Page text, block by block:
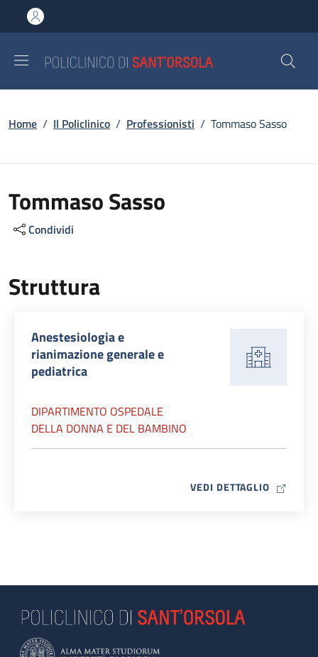
al contenuto principale
to footer content
Briciole di pane
Home / Il Policlinico / Professionisti / Tommaso Sasso
Tommaso Sasso
Condividi
Struttura
Anestesiologia e
rianimazione generale e
pediatrica
DIPARTIMENTO OSPEDALE
DELLA DONNA E DEL BAMBINO
VEDI DETTAGLIO MAP ICON